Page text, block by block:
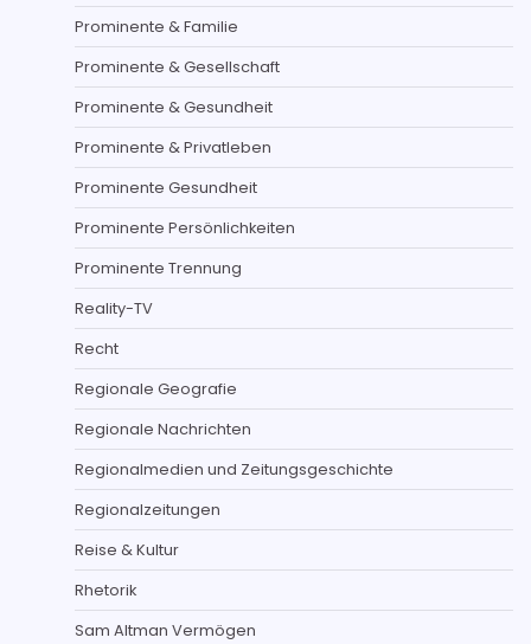
Prominente & Familie
Prominente & Gesellschaft
Prominente & Gesundheit
Prominente & Privatleben
Prominente Gesundheit
Prominente Persönlichkeiten
Prominente Trennung
Reality-TV
Recht
Regionale Geografie
Regionale Nachrichten
Regionalmedien und Zeitungsgeschichte
Regionalzeitungen
Reise & Kultur
Rhetorik
Sam Altman Vermögen